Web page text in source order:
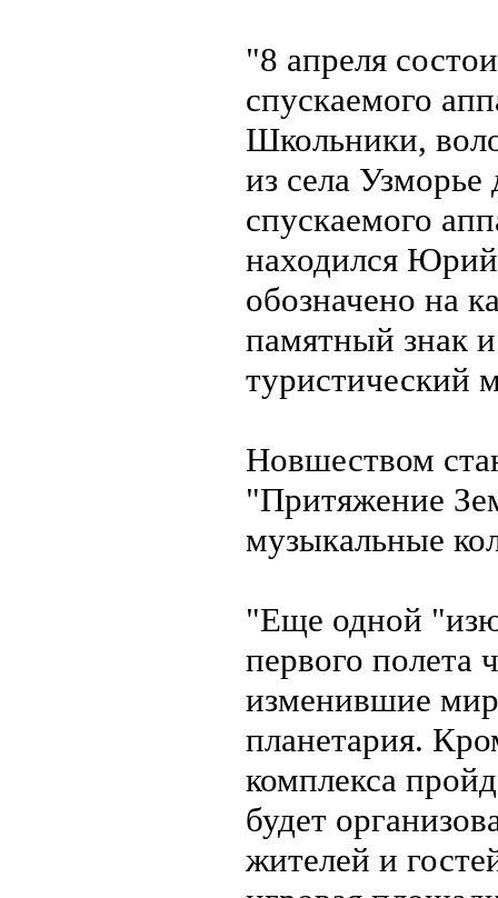
"8 апреля
спускаемого
Школьники,
из села
спускаемого
находился
обозначено на
памятный знак
туристический
Новшеством
"Притяжение
музыкальные
"Еще одной
первого полета
изменившие
планетария.
комплекса
будет
жителей и